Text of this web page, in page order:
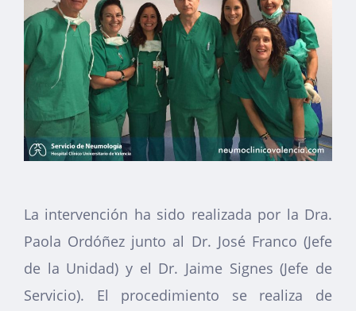
La intervención ha sido realizada por la Dra.
Paola Ordóñez junto al Dr. José Franco (Jefe
de la Unidad) y el Dr. Jaime Signes (Jefe de
Servicio). El procedimiento se realiza de